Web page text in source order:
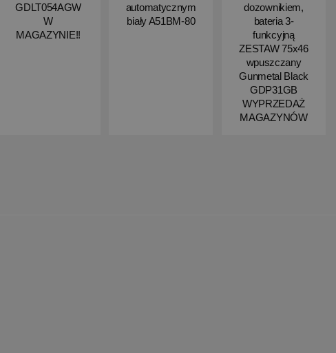
GDLT054AGW
W
MAGAZYNIE!!
automatycznym
biały A51BM-80
dozownikiem,
bateria 3-
funkcyjną
ZESTAW 75x46
wpuszczany
Gunmetal Black
GDP31GB
WYPRZEDAŻ
MAGAZYNÓW